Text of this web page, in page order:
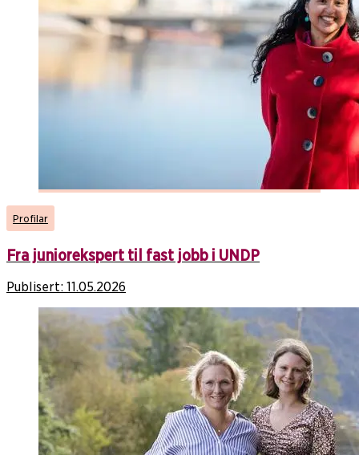
Profilar
Fra juniorekspert til fast jobb i UNDP
Publisert: 11.05.2026